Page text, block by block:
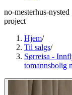
no-mesterhus-nysted
project
Hjem/
Til salgs/
Sørreisa -
tomannsbolig